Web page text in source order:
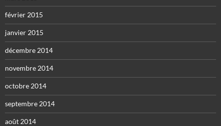
février 2015
janvier 2015
décembre 2014
novembre 2014
octobre 2014
septembre 2014
août 2014